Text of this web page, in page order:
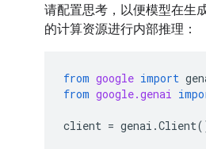
请配置思考，以便模型在生
的计算资源进行内部推理：
from google import
from google.genai
client = genai .Client